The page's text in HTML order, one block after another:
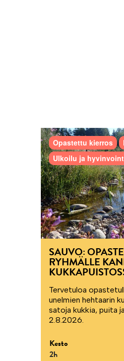
Opastettu kierros
Ulkoilu ja
SAUVO:
RYHMÄLLE
Tervetuloa
unelmien hehtaarin
satoja kukkia, puita
2.8.2026.
Kesto
2h